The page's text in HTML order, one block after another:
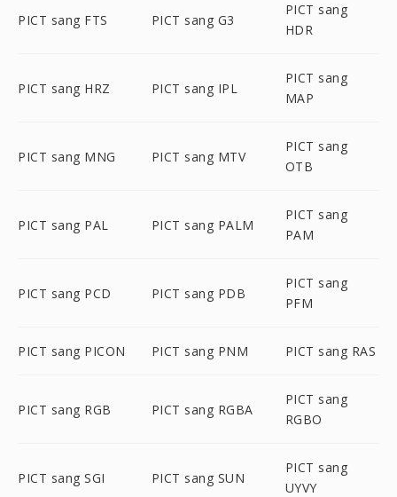
PICT sang FTS PICT sang G3
PICT sang
HDR
PICT sang HRZ PICT sang IPL
PICT sang
MAP
PICT sang MNG PICT sang MTV
PICT sang
OTB
PICT sang PAL PICT sang PALM
PICT sang
PAM
PICT sang PCD PICT sang PDB
PICT sang
PFM
PICT sang PICON PICT sang PNM PICT sang RAS
PICT sang RGB PICT sang RGBA
PICT sang
RGBO
PICT sang SGI PICT sang SUN
PICT sang
UYVY